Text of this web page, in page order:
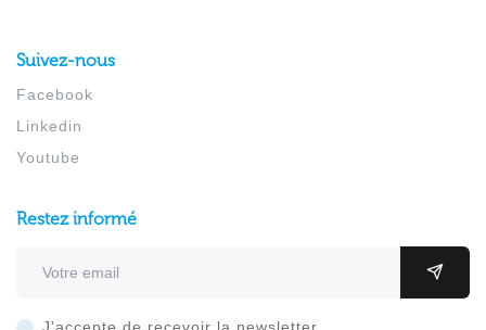
Suivez-nous
Facebook
Linkedin
Youtube
Restez informé